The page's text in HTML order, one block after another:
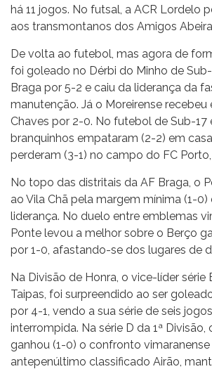
há 11 jogos. No futsal, a ACR Lordelo
aos transmontanos dos Amigos
De volta ao futebol, mas agora de
foi goleado no Dérbi do Minho de
Braga por 5-2 e caiu da liderança da
manutenção. Já o Moreirense recebeu
Chaves por 2-0. No futebol de Sub-17
branquinhos empataram (2-2) em
perderam (3-1) no campo do FC
No topo das distritais da AF Braga, o
ao Vila Chã pela margem mínima (1-0)
liderança. No duelo entre emblemas
Ponte levou a melhor sobre o Berço
por 1-0, afastando-se dos lugares de
Na Divisão de Honra, o vice-líder série
Taipas, foi surpreendido ao ser
por 4-1, vendo a sua série de seis
interrompida. Na série D da 1ª Divisão,
ganhou (1-0) o confronto
antepenúltimo classificado Airão,